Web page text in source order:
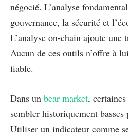
négocié. L’analyse
gouvernance, la sécurité et
L’analyse on-chain ajoute une
Aucun de ces outils n’offre à
fiable.
Dans un bear market,
sembler historiquement basses
Utiliser un indicateur comme